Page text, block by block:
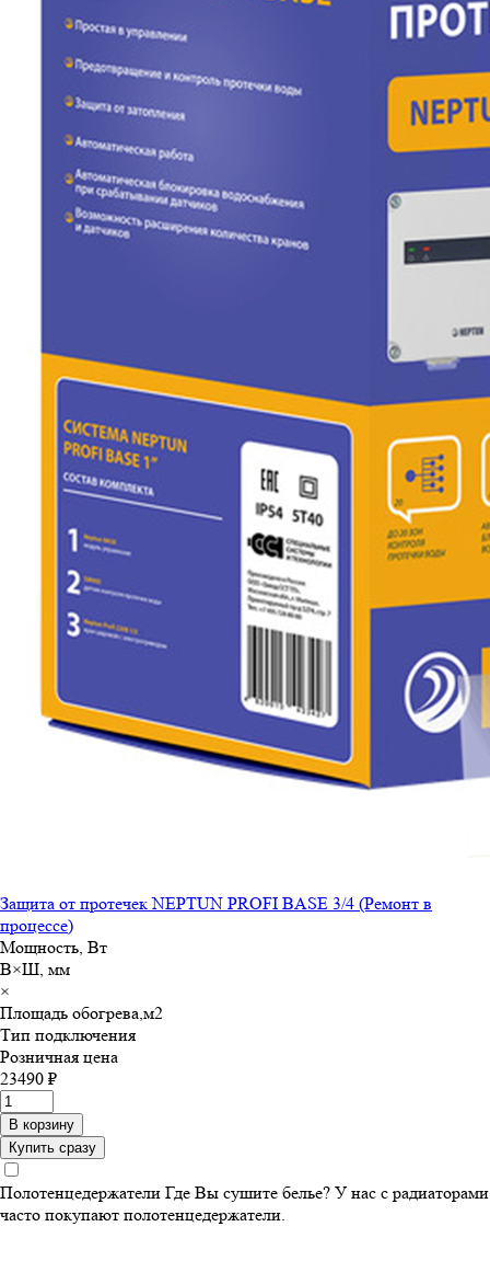
Защита от протечек NEPTUN PROFI BASE 3/4 (Ремонт в
процессе)
Мощность, Вт
В×Ш, мм
×
Площадь обогрева,м2
Тип подключения
Розничная цена
23490 ₽
В корзину
Купить сразу
Полотенцедержатели Где Вы сушите белье? У нас с радиаторами
часто покупают полотенцедержатели.